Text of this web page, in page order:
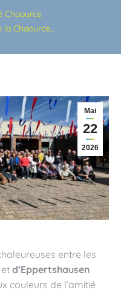
Chaource
Chaource…
Mai
22
2026
entre les
et d’Eppertshausen
couleurs de l’amitié